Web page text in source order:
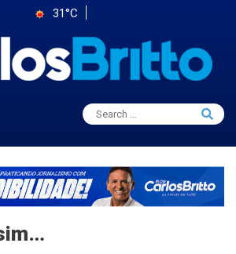
31°C
Search
for:
Search